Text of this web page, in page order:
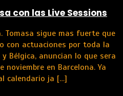
con las Live Sessions
Tomasa sigue mas fuerte que
con actuaciones por toda la
Bélgica, anuncian lo que sera
en Barcelona. Ya
calendario ja […]